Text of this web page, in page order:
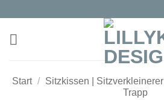
springen
Start / Sitzkissen | Sitzverkleinerer
Trapp